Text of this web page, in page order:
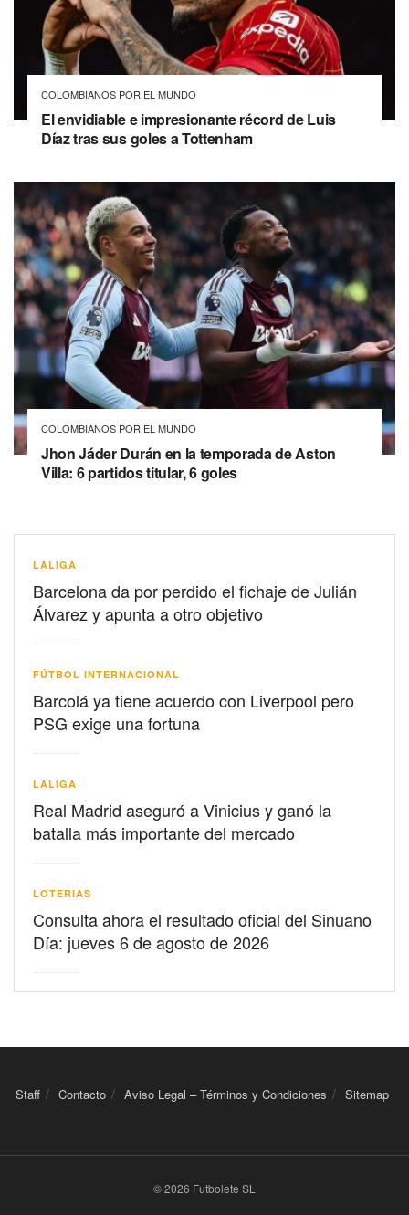
COLOMBIANOS POR EL MUNDO
El envidiable e impresionante récord de Luis
Díaz tras sus goles a Tottenham
COLOMBIANOS POR EL MUNDO
Jhon Jáder Durán en la temporada de Aston
Villa: 6 partidos titular, 6 goles
LALIGA
Barcelona da por perdido el fichaje de Julián
Álvarez y apunta a otro objetivo
FÚTBOL INTERNACIONAL
Barcolá ya tiene acuerdo con Liverpool pero
PSG exige una fortuna
LALIGA
Real Madrid aseguró a Vinicius y ganó la
batalla más importante del mercado
LOTERIAS
Consulta ahora el resultado oficial del Sinuano
Día: jueves 6 de agosto de 2026
Staff Contacto Aviso Legal – Términos y Condiciones Sitemap
© 2026 Futbolete SL